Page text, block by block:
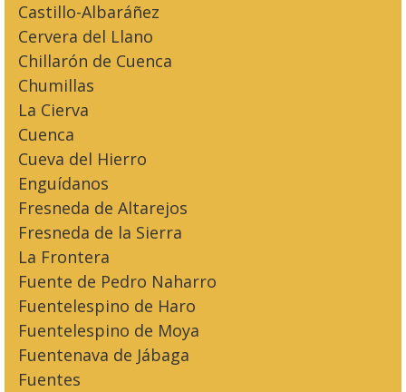
Castillo-Albaráñez
Cervera del Llano
Chillarón de Cuenca
Chumillas
La Cierva
Cuenca
Cueva del Hierro
Enguídanos
Fresneda de Altarejos
Fresneda de la Sierra
La Frontera
Fuente de Pedro Naharro
Fuentelespino de Haro
Fuentelespino de Moya
Fuentenava de Jábaga
Fuentes